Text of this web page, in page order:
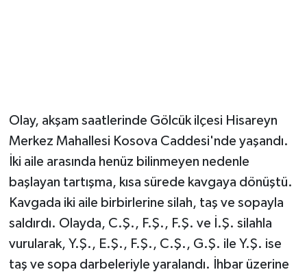
Olay, akşam saatlerinde Gölcük ilçesi Hisareyn
Merkez Mahallesi Kosova Caddesi'nde yaşandı.
İki aile arasında henüz bilinmeyen nedenle
başlayan tartışma, kısa sürede kavgaya dönüştü.
Kavgada iki aile birbirlerine silah, taş ve sopayla
saldırdı. Olayda, C.Ş., F.Ş., F.Ş. ve İ.Ş. silahla
vurularak, Y.Ş., E.Ş., F.Ş., C.Ş., G.Ş. ile Y.Ş. ise
taş ve sopa darbeleriyle yaralandı. İhbar üzerine